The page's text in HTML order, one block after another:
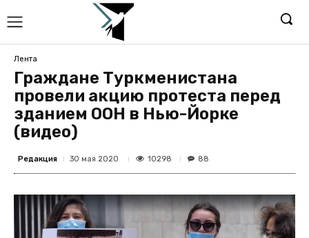
Лента
Граждане Туркменистана
провели акцию протеста перед
зданием ООН в Нью-Йорке
(видео)
Редакция 30 мая 2020 10298 88